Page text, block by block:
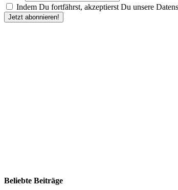
Indem Du fortfährst, akzeptierst Du unsere
Beliebte Beiträge